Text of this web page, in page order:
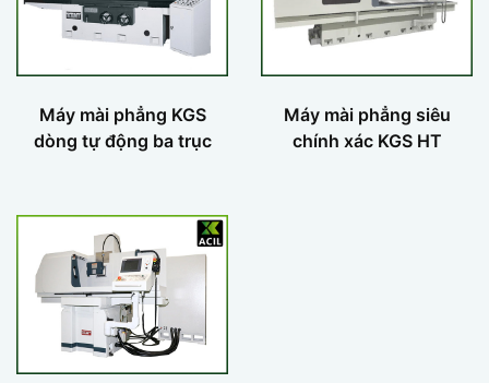
Máy mài phẳng KGS
dòng tự động ba trục
Máy mài phẳng siêu
chính xác KGS HT